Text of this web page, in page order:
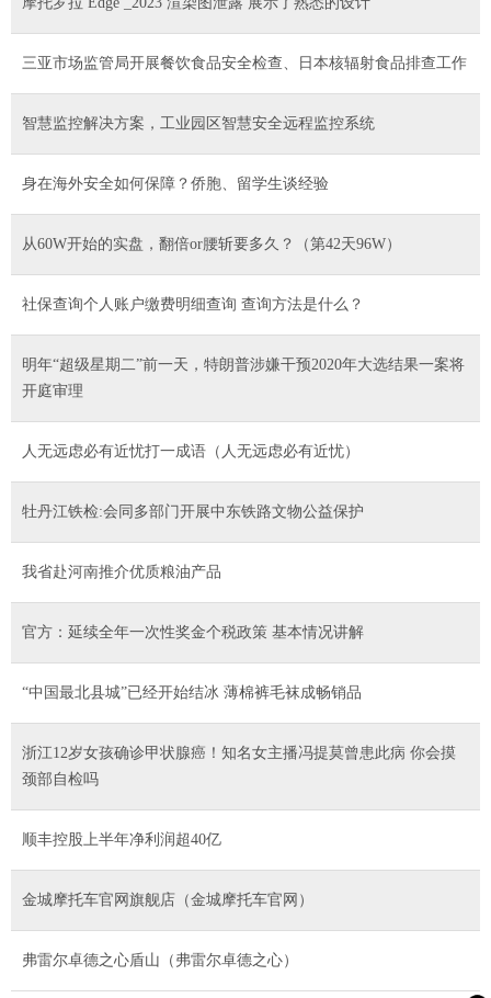
三亚市场监管局开展餐饮食品安全检查、日本核辐射食品排查工作
智慧监控解决方案，工业园区智慧安全远程监控系统
身在海外安全如何保障？侨胞、留学生谈经验
从60W开始的实盘，翻倍or腰斩要多久？（第42天96W）
社保查询个人账户缴费明细查询 查询方法是什么？
明年“超级星期二”前一天，特朗普涉嫌干预2020年大选结果一案将
开庭审理
人无远虑必有近忧打一成语（人无远虑必有近忧）
牡丹江铁检:会同多部门开展中东铁路文物公益保护
我省赴河南推介优质粮油产品
官方：延续全年一次性奖金个税政策 基本情况讲解
“中国最北县城”已经开始结冰 薄棉裤毛袜成畅销品
浙江12岁女孩确诊甲状腺癌！知名女主播冯提莫曾患此病 你会摸
颈部自检吗
顺丰控股上半年净利润超40亿
金城摩托车官网旗舰店（金城摩托车官网）
弗雷尔卓德之心盾山（弗雷尔卓德之心）